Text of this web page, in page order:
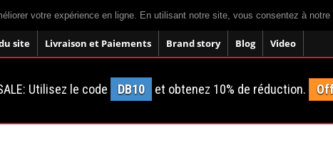
votre expérience en ligne. En utilisant notre site, vous consentez à
site Livraison et Paiements Brand story Blog Video
Utilisez le code DB10 et obtenez 10% de réduction.